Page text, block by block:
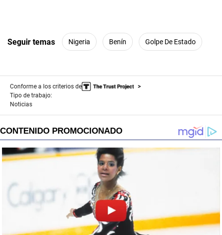
Seguir temas Nigeria Benín Golpe De Estado
Conforme a los criterios de
Tipo de trabajo:
Noticias